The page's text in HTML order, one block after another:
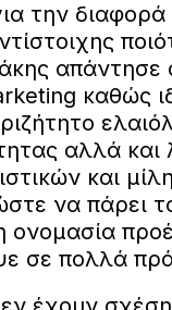
την διαφορά
απάντησε
καθώς
αλλά
και
να πάρει
ονομασία
σε πολλά